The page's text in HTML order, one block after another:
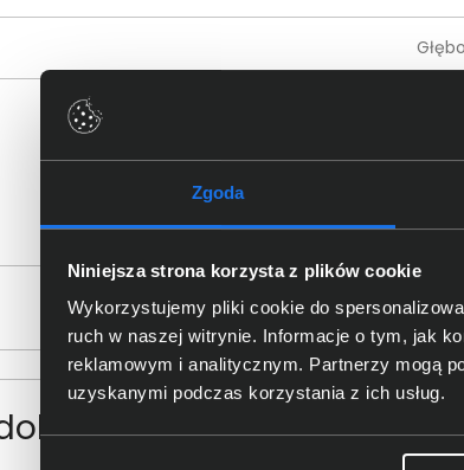
Zgoda
Niniejsza strona korzysta z plików cookie
Wykorzystujemy pliki cookie do
ruch w naszej witrynie. Informacje o tym, jak
reklamowym i analitycznym. Partnerzy mogą
uzyskanymi podczas korzystania z ich usług.
Osoba
do Western Digital